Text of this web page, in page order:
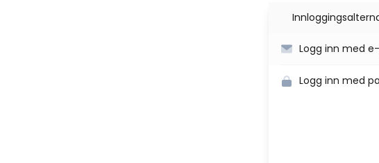
Logg inn med
Logg inn med